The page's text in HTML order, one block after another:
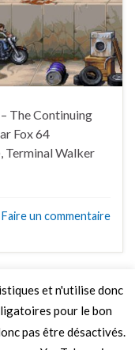
The Continuing
Fox 64
Terminal Walker
Faire un commentaire
et n'utilise donc
pour le bon
pas être désactivés.